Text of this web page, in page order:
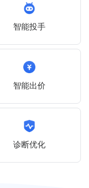
智能投手
智能出价
诊断优化